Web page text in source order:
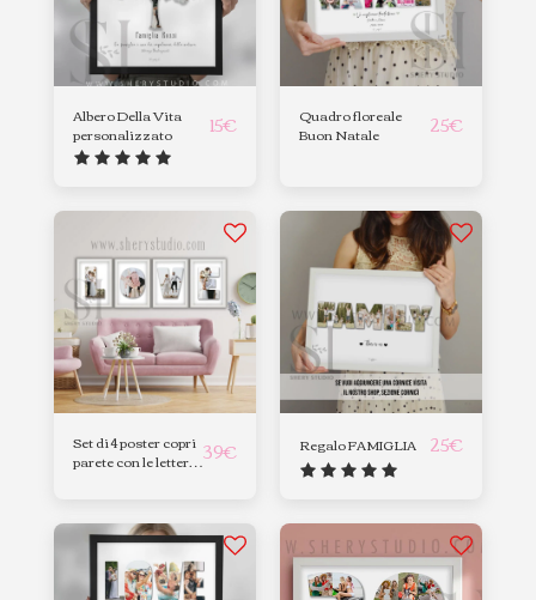
Albero Della Vita
personalizzato
15€
Quadro floreale
Buon Natale
25€
Set di 4 poster copri
parete con le lettere 39€ Regalo FAMIGLIA 25€